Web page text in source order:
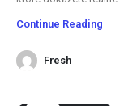
Continue Reading
Fresh